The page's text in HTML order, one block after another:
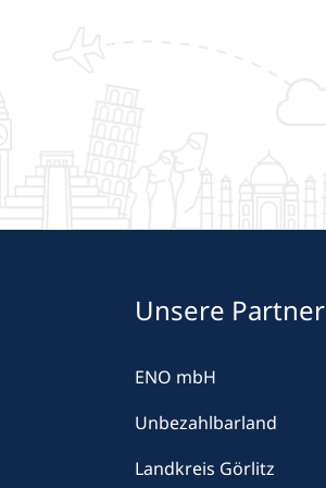
FUTURECAREER
Unsere Partner
ENO mbH
Unbezahlbarland
Landkreis Görlitz